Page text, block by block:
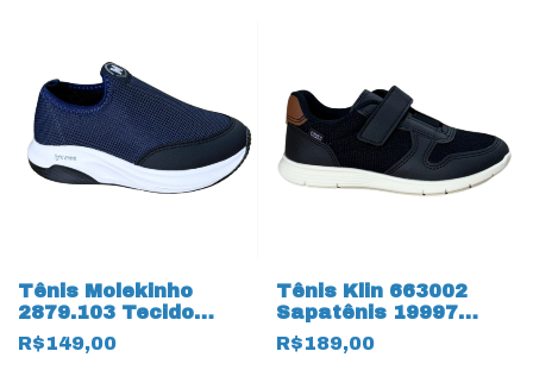
Tênis Molekinho
2879.103 Tecido
Ninno 19986 Marinho
R$149,00
Tênis Klin 663002
Sapatênis 19997
OutFit Kids
R$189,00